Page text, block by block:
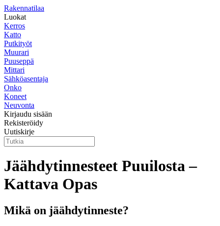
Rakennatilaa
Luokat
Kerros
Katto
Putkityöt
Muurari
Puuseppä
Mittari
Sähköasentaja
Onko
Koneet
Neuvonta
Kirjaudu sisään
Rekisteröidy
Uutiskirje
Jäähdytinnesteet Puuilosta –
Kattava Opas
Mikä on jäähdytinneste?